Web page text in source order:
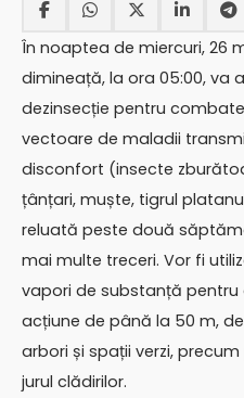
În noaptea de miercuri, 26
dimineață, la ora 05:00, va
dezinsecție pentru
vectoare de maladii
disconfort (insecte
țânțari, muște, tigrul
reluată peste două
mai multe treceri. Vor fi
vapori de substanță pentru
acțiune de până la 50 m,
arbori și spații verzi,
jurul clădirilor.